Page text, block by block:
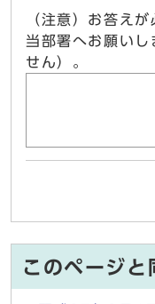
（注意）お答え
当部署へお願い
せん）。
このページと